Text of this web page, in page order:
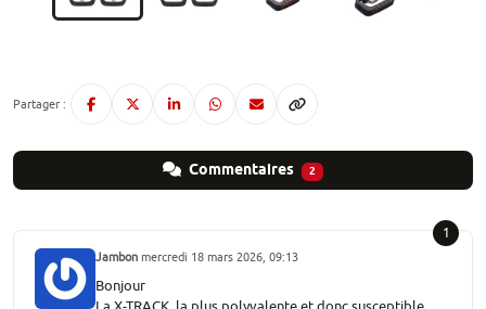
Partager :
Commentaires 2
1
Jambon mercredi 18 mars 2026, 09:13
Bonjour